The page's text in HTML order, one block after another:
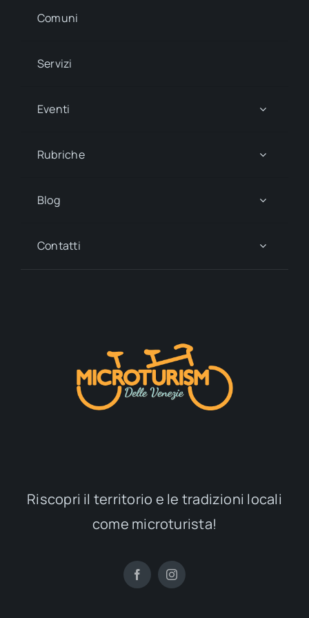
Comuni
Servizi
Eventi
Rubriche
Blog
Contatti
Riscopri il territorio e le tradizioni locali
come microturista!